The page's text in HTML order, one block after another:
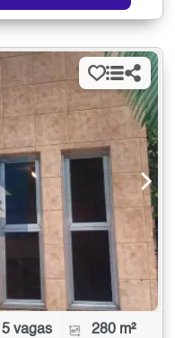
5 vagas 280 m²